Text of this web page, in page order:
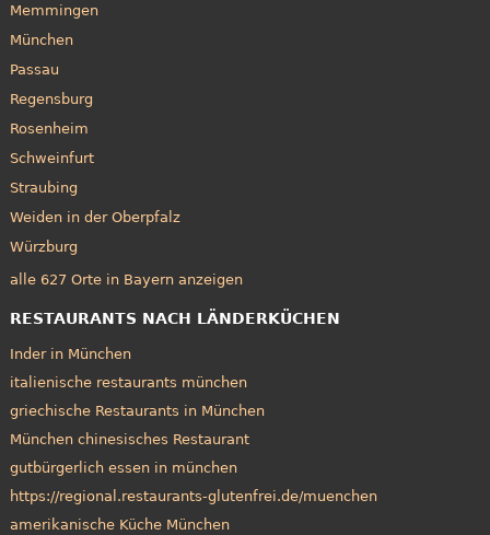
Memmingen
München
Passau
Regensburg
Rosenheim
Schweinfurt
Straubing
Weiden in der Oberpfalz
Würzburg
alle 627 Orte in Bayern anzeigen
RESTAURANTS NACH LÄNDERKÜCHEN
Inder in München
italienische restaurants münchen
griechische Restaurants in München
München chinesisches Restaurant
gutbürgerlich essen in münchen
https://regional.restaurants-glutenfrei.de/muenchen
amerikanische Küche München